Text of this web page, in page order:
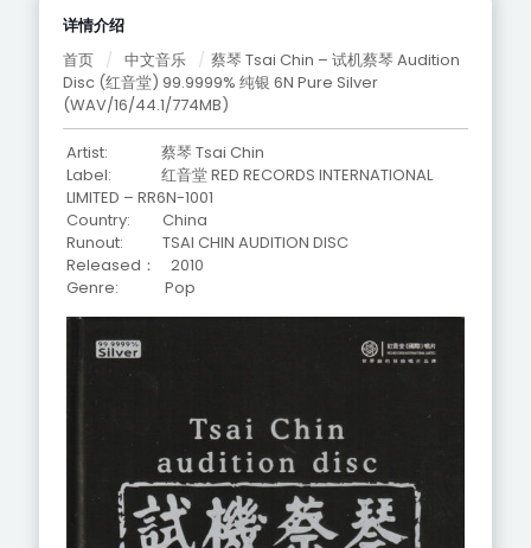
详情介绍
首页 / 中文音乐 / 蔡琴 Tsai Chin – 试机蔡琴 Audition
Disc (红音堂) 99.9999% 纯银 6N Pure Silver
(WAV/16/44.1/774MB)
Artist: 蔡琴 Tsai Chin
Label: 红音堂 RED RECORDS INTERNATIONAL
LIMITED – RR6N-1001
Country: China
Runout: TSAI CHIN AUDITION DISC
Released： 2010
Genre: Pop